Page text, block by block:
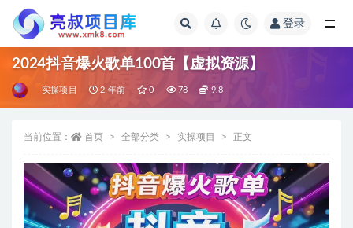
登录
2024抖音爆火歌单100首【虚拟资源】
实操项目 2 年前 0 78 9.8
当前位置： 首页 全部分类 实操项目 正文